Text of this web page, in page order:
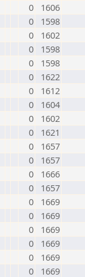
0
1606
0
1598
0
1602
0
1598
0
1598
0
1622
0
1612
0
1604
0
1602
0
1621
0
1657
0
1657
0
1666
0
1657
0
1669
0
1669
0
1669
0
1669
0
1669
0
1669